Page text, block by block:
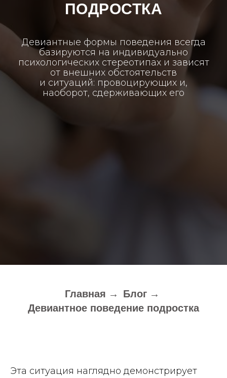
ПОДРОСТКА
Девиантные формы поведения всегда
базируются на индивидуально
психологических стереотипах и зависят
от внешних обстоятельств
и ситуаций: провоцирующих и,
наоборот, сдерживающих его
Главная → Блог →
Девиантное поведение подростка
Эта ситуация наглядно демонстрирует